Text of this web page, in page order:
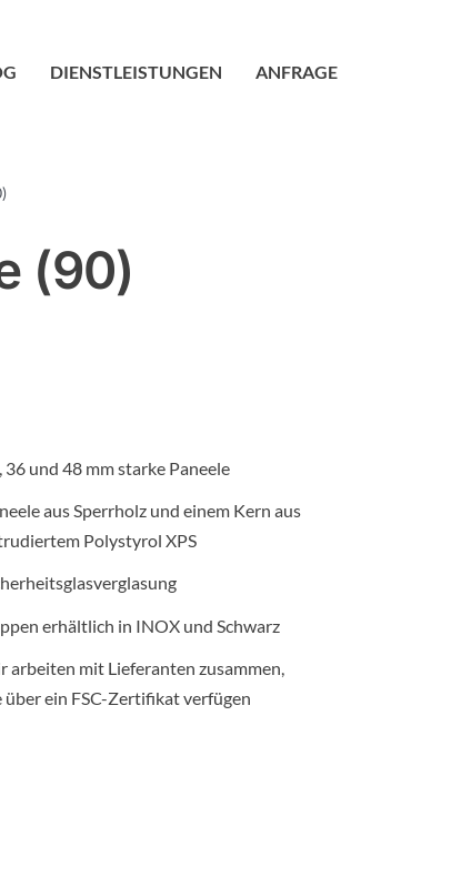
DIENSTLEISTUNGEN ANFRAGE
(90)
36 und 48 mm starke Paneele
aus Sperrholz und einem Kern aus
Polystyrol XPS
erhältlich in INOX und Schwarz
arbeiten mit Lieferanten zusammen,
über ein FSC-Zertifikat verfügen